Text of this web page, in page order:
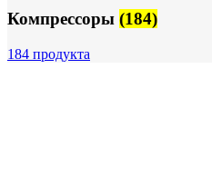
Компрессоры (184)
184 продукта